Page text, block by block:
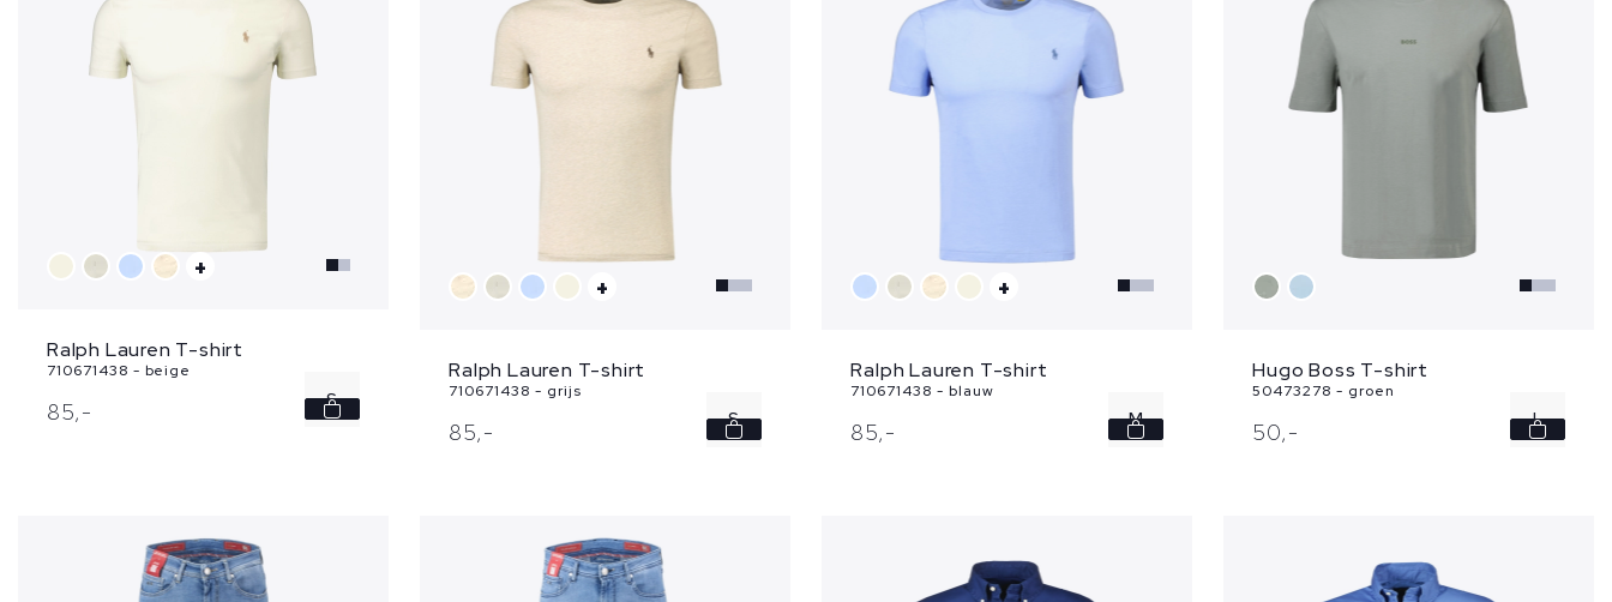
+
Ralph Lauren T-shirt
710671438 - beige
85,- S
+
Ralph Lauren T-shirt
710671438 - grijs
85,- S
+
Ralph Lauren T-shirt
710671438 - blauw
85,- M
Hugo Boss T-shirt
50473278 - groen
50,- L